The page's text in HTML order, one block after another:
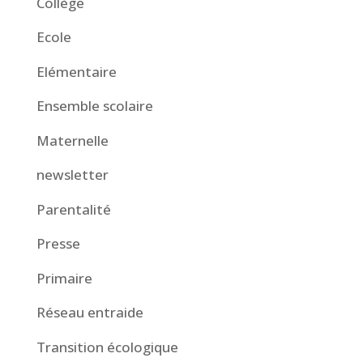
Ecole
Elémentaire
Ensemble scolaire
Maternelle
newsletter
Parentalité
Presse
Primaire
Réseau entraide
Transition écologique